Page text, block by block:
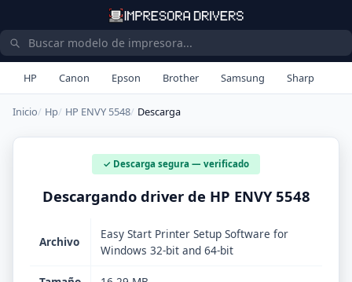
HP Canon Epson Brother Samsung Sharp
Inicio Hp HP ENVY 5548 Descarga
✓ Descarga segura — verificado
Descargando driver de HP ENVY 5548
Archivo
Easy Start Printer Setup Software for
Windows 32-bit and 64-bit